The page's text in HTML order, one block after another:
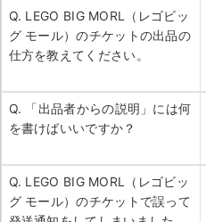
Q. LEGO BIG MORL（レゴビッ
グ モール）のチケットの出品の
仕方を教えてください。
Q. 「出品者からの説明」には何
を書けばいいですか？
Q. LEGO BIG MORL（レゴビッ
グ モール）のチケットで誤って